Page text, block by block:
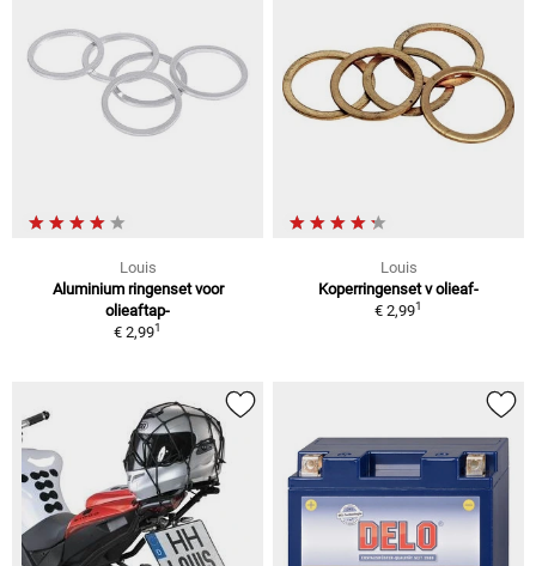
Louis
Aluminium ringenset voor
olieaftap-
€ 2,991
Louis
Koperringenset v olieaf-
€ 2,991